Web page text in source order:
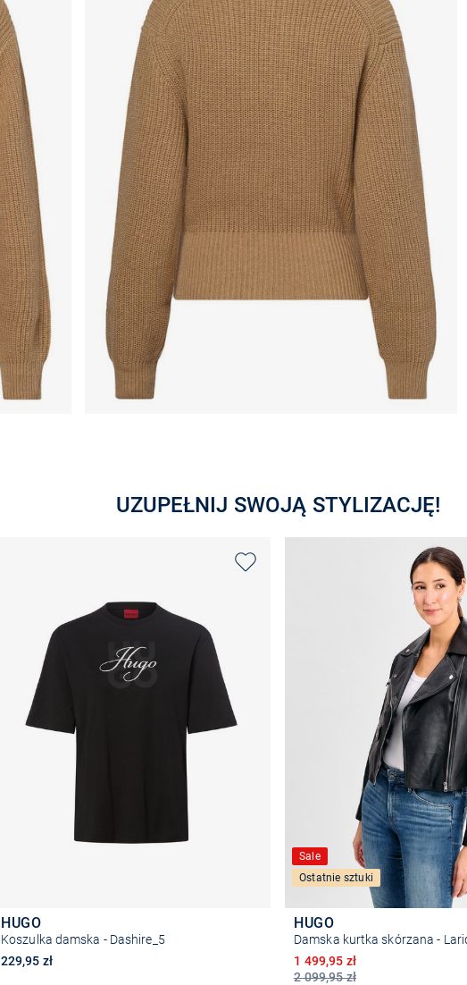
UZUPEŁNIJ SWOJĄ STYLIZACJĘ!
HUGO
Koszulka damska - Dashire_5
229,95 zł
Sale
Ostatnie sztuki
HUGO
Damska kurtka skórzana -
2 099,95 zł
Obniżona cena
1 499,95 zł